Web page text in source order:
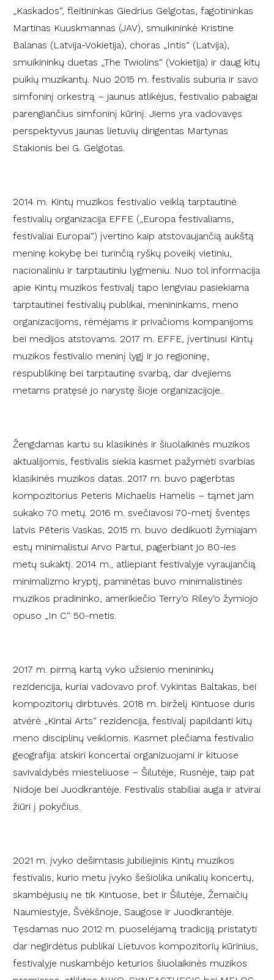
„Kaskados“, fleitininkas Giedrius Gelgotas, fagotininkas
Martinas Kuuskmannas (JAV), smuikininkė Kristine
Balanas (Latvija-Vokietija), choras „Intis“ (Latvija),
smuikininkų duetas „The Twiolins“ (Vokietija) ir daug kitų
puikių muzikantų. Nuo 2015 m. festivalis suburia ir savo
simfoninį orkestrą – jaunus atlikėjus, festivalio pabaigai
parengiančius simfoninį kūrinį. Jiems yra vadovavęs
perspektyvus jaunas lietuvių dirigentas Martynas
Stakionis bei G. Gelgotas.
2014 m. Kintų muzikos festivalio veiklą tarptautinė
festivalių organizacija EFFE („Europa festivaliams,
festivaliai Europai“) įvertino kaip atstovaujančią aukštą
meninę kokybę bei turinčią ryškų poveikį vietiniu,
nacionaliniu ir tarptautiniu lygmeniu. Nuo tol informacija
apie Kintų muzikos festivalį tapo lengviau pasiekiama
tarptautinei festivalių publikai, menininkams, meno
organizacijoms, rėmėjams ir privačioms kompanijoms
bei medijos atstovams. 2017 m. EFFE, įvertinusi Kintų
muzikos festivalio meninį lygį ir jo regioninę,
respublikinę bei tarptautinę svarbą, dar dvejiems
metams pratęsė jo narystę šioje organizacijoje.
Žengdamas kartu su klasikinės ir šiuolaikinės muzikos
aktualijomis, festivalis siekia kasmet pažymėti svarbias
klasikinės muzikos datas. 2017 m. buvo pagerbtas
kompozitorius Peteris Michaelis Hamelis – tąmet jam
sukako 70 metų. 2016 m. svečiavosi 70-metį šventęs
latvis Pēteris Vaskas, 2015 m. buvo dedikuoti žymiajam
estų minimalistui Arvo Pärtui, pagerbiant jo 80-ies
metų sukaktį. 2014 m., atliepiant festivalyje vyraujančią
minimalizmo kryptį, paminėtas buvo minimalistinės
muzikos pradininko, amerikiečio Terry‘o Riley‘o žymiojo
opuso „In C“ 50-metis.
2017 m. pirmą kartą vyko užsienio menininkų
rezidencija, kuriai vadovavo prof. Vykintas Baltakas, bei
kompozitorių dirbtuvės. 2018 m. birželį Kintuose duris
atvėrė „Kintai Arts“ rezidencija, festivalį papildanti kitų
meno disciplinų veiklomis. Kasmet plečiama festivalio
geografija: atskiri koncertai organizuojami ir kituose
savivaldybės miesteliuose – Šilutėje, Rusnėje, taip pat
Nidoje bei Juodkrantėje. Festivalis stabiliai auga ir atvirai
žiūri į pokyčius.
2021 m. įvyko dešimtasis jubiliejinis Kintų muzikos
festivalis, kurio metu įvyko šešiolika unikalių koncertų,
skambėjusių ne tik Kintuose, bet ir Šilutėje, Žemaičių
Naumiestyje, Švėkšnoje, Saugose ir Juodkrantėje.
Tęsdamas nuo 2012 m. puoselėjamą tradiciją pristatyti
dar negirdėtus publikai Lietuvos kompozitorių kūrinius,
festivalyje nuskambėjo keturios šiuolaikinės muzikos